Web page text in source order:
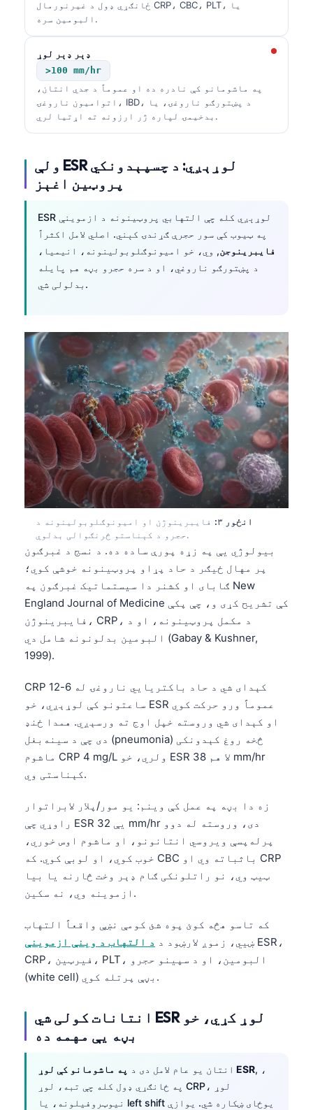
ځانګړي ډول د غیرنورمال CRP، CBC، PLT، یا
البومین سره.
ډېر ډېر لوړ
>100 mm/hr
په ماشومانو کې نادره ده او عموماً د جدي انتان،
اتوامیون ناروغۍ، IBD، د پښتورګو ناروغۍ، یا
بدخیمۍ لپاره ژر ارزونه ته اړتیا لري.
ولې ESR لوړېږي: د چسپېدونکي
پروټین اغېز
ESR لوړېږي کله چې التهابي پروټینونه د ازموینې
په ټیوب کې سور حجرې ګړندۍ کېني. اصلي لامل اکثراً
فایبرینوجن, وي، خو امیونوګلوبولینونه، انیمیا،
د پښتورګو ناروغي، او د سره حجرو بڼه هم پایله
بدلولی شي.
انځور ۳:
فایبرینوژن او امیونوګلوبولینونه د
حجرو د کېناستو څرنګوالی بدلوي.
بیولوژي یې په زړه پورې ساده ده. د نسج د غبرګون
پر مهال ځیګر د حاد پړاو پروټینونه خوشې کوي؛
ګابای او کشنر دا سیستماتیک غبرګون په New
England Journal of Medicine کې تشریح کړی و، چې پکې
فایبرینوژن، CRP، د مکمل پروټینونه، او د
البومین بدلونونه شامل دي (Gabay & Kushner,
1999).
CRP کېدای شي د حاد باکتریایي ناروغۍ له 6-12
ساعتونو کې لوړېږي، خو ESR عموماً ورو حرکت کوي
او کېدای شي وروسته خپل اوج ته ورسېږي. همدا ځنډ
دی چې د سینه‌بغل (pneumonia) څخه روغ کېدونکی
ماشوم CRP 4 mg/L ولري، خو ESR لا هم 38 mm/hr
کېناستی وي.
زه دا بڼه په عمل کې وینم: یو مور/پلار لابراتوار
راوړي چې ESR یې 32 mm/hr دی، وروسته له دوو
پرله‌پسې ویروسي انتانونو، او ماشوم اوس خوري،
خوب کوي، او لوبې کوي. که CBC باثباته وي او CRP
ټیټ وي، نو راتلونکی ګام ډېر وخت څارنه یا بیا
ازموینه وي، نه سکین.
که تاسو هڅه کوئ پوه شئ کومې نښې واقعاً التهاب
ښيي، زموږ لارښود د د التهاب د وینې ازموینې
ESR،
CRP، فیرټین، PLT، البومین، او د سپینو حجرو
(white cell) بڼې پرتله کوي.
انتانات کولی شي ESR لوړ کړي، خو
بڼه یې مهمه ده
انتان یو عام لامل دی د په ماشومانو کې لوړ ESR, ،
په ځانګړي ډول کله چې تبه، لوړ CRP، لوړ
نیوټروفیلونه، یا left shift یوځای ښکاره شي. یوازې